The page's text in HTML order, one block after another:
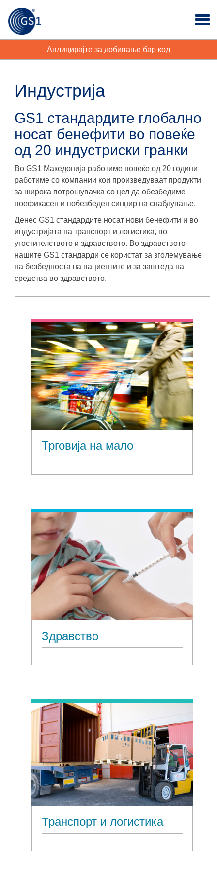
Аплицирајте за добивање бар код
Индустрија
GS1 стандардите глобално
носат бенефити во повеќе
од 20 индустриски гранки
Во GS1 Македонија работиме повеќе од 20 години
работиме со компании кои произведуваат продукти
за широка потрошувачка со цел да обезбедиме
поефикасен и побезбеден синџир на снабдување.
Денес GS1 стандардите носат нови бенефити и во
индустријата на транспорт и логистика, во
угостителството и здравството. Во здравството
нашите GS1 стандарди се користат за зголемување
на безбедноста на пациентите и за заштеда на
средства во здравството.
Трговија на мало
Здравство
Транспорт и логистика